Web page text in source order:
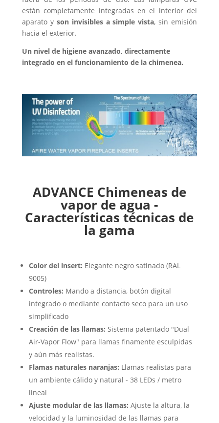
están completamente integradas en el interior del
aparato y son invisibles a simple vista, sin emisión
hacia el exterior.
Un nivel de higiene avanzado, directamente
integrado en el funcionamiento de la chimenea.
ADVANCE Chimeneas de
vapor de agua -
Características técnicas de
la gama
Color del insert: Elegante negro satinado (RAL
9005)
Controles: Mando a distancia, botón digital
integrado o mediante contacto seco para un uso
simplificado
Creación de las llamas: Sistema patentado "Dual
Air-Vapor Flow" para llamas finamente esculpidas
y aún más realistas.
Flamas naturales naranjas: Llamas realistas para
un ambiente cálido y natural - 38 LEDs / metro
lineal
Ajuste modular de las llamas: Ajuste la altura, la
velocidad y la luminosidad de las llamas para